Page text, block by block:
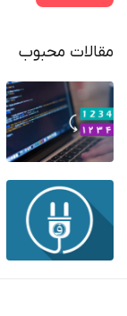
مقالات محبوب